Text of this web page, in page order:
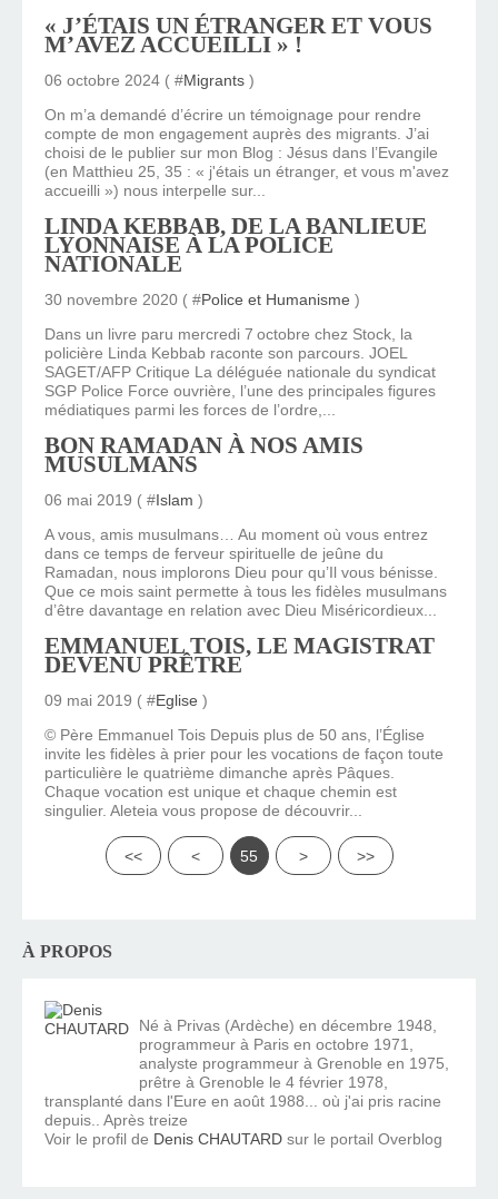
« J’ÉTAIS UN ÉTRANGER ET VOUS
M’AVEZ ACCUEILLI » !
06 octobre 2024 ( #Migrants )
On m’a demandé d’écrire un témoignage pour rendre
compte de mon engagement auprès des migrants. J’ai
choisi de le publier sur mon Blog : Jésus dans l’Evangile
(en Matthieu 25, 35 : « j'étais un étranger, et vous m'avez
accueilli ») nous interpelle sur...
LINDA KEBBAB, DE LA BANLIEUE
LYONNAISE À LA POLICE
NATIONALE
30 novembre 2020 ( #Police et Humanisme )
Dans un livre paru mercredi 7 octobre chez Stock, la
policière Linda Kebbab raconte son parcours. JOEL
SAGET/AFP Critique La déléguée nationale du syndicat
SGP Police Force ouvrière, l’une des principales figures
médiatiques parmi les forces de l’ordre,...
BON RAMADAN À NOS AMIS
MUSULMANS
06 mai 2019 ( #Islam )
A vous, amis musulmans… Au moment où vous entrez
dans ce temps de ferveur spirituelle de jeûne du
Ramadan, nous implorons Dieu pour qu’Il vous bénisse.
Que ce mois saint permette à tous les fidèles musulmans
d’être davantage en relation avec Dieu Miséricordieux...
EMMANUEL TOIS, LE MAGISTRAT
DEVENU PRÊTRE
09 mai 2019 ( #Eglise )
© Père Emmanuel Tois Depuis plus de 50 ans, l’Église
invite les fidèles à prier pour les vocations de façon toute
particulière le quatrième dimanche après Pâques.
Chaque vocation est unique et chaque chemin est
singulier. Aleteia vous propose de découvrir...
<< < 55 > >>
À PROPOS
Né à Privas (Ardèche) en décembre 1948,
programmeur à Paris en octobre 1971,
analyste programmeur à Grenoble en 1975,
prêtre à Grenoble le 4 février 1978,
transplanté dans l'Eure en août 1988... où j'ai pris racine
depuis.. Après treize
Voir le profil de Denis CHAUTARD sur le portail Overblog